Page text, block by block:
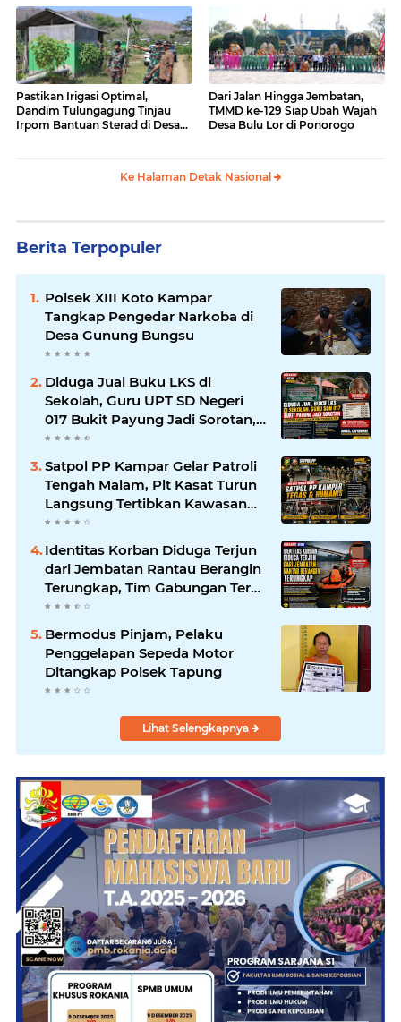
Pastikan Irigasi Optimal,
Dandim Tulungagung Tinjau
Irpom Bantuan Sterad di Desa
Dari Jalan Hingga Jembatan,
TMMD ke-129 Siap Ubah Wajah
Desa Bulu Lor di Ponorogo
Ke Halaman Detak Nasional
Berita Terpopuler
Polsek XIII Koto Kampar
Tangkap Pengedar Narkoba di
Desa Gunung Bungsu
Diduga Jual Buku LKS di
Sekolah, Guru UPT SD Negeri
017 Bukit Payung Jadi Sorotan,
Disdikpora Kampar Tegaskan
Tidak Pernah Beri Izin
Satpol PP Kampar Gelar Patroli
Tengah Malam, Plt Kasat Turun
Langsung Tertibkan Kawasan
Publik dan Warung Karaoke
Identitas Korban Diduga Terjun
dari Jembatan Rantau Berangin
Terungkap, Tim Gabungan Terus
Sisir Sungai Kampar
Bermodus Pinjam, Pelaku
Penggelapan Sepeda Motor
Ditangkap Polsek Tapung
Lihat Selengkapnya